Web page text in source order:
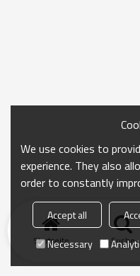
Startseite Suche
We use cookies to
experience. They also
order to constantly
Accept all
Necessary